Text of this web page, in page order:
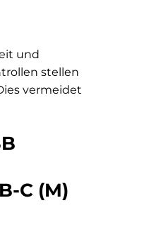
und
stellen
vermeidet
C (M)